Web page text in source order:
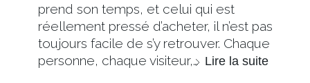
prend son temps, et celui qui est
réellement pressé d’acheter, il n’est pas
toujours facile de s’y retrouver. Chaque
personne, chaque visiteur,… Lire la suite